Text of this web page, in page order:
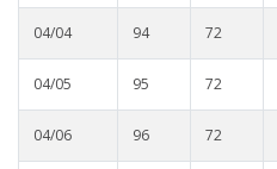
04/04 94 72
04/05 95 72
04/06 96 72